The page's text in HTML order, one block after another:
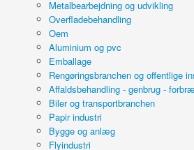
Metalbearbejdning og udvikling
Overfladebehandling
Oem
Aluminium og pvc
Emballage
Rengøringsbranchen og offentlige
Affaldsbehandling - genbrug -
Biler og transportbranchen
Papir industri
Bygge og anlæg
Flyindustri